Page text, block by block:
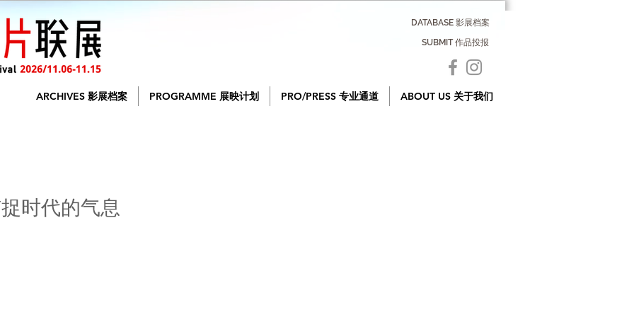
DATABASE 影展档案
SUBMIT 作品投报
ARCHIVES 影展档案 PROGRAMME 展映计划 PRO/PRESS 专业通道 ABOUT US 关于我们
时代的气息